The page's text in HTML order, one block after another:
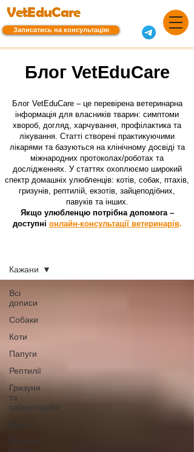
VetEduCare
Записатись на консультацію
Блог VetEduCare
Блог VetEduCare – це перевірена ветеринарна
інформація для власників тварин: симптоми
хвороб, догляд, харчування, профілактика та
лікування. Статті створені практикуючими
лікарями та базуються на клінічному досвіді та
міжнародних протоколах/роботах та
дослідженнях. У статтях охоплюємо широкий
спектр домашніх улюбленців: котів, собак, птахів,
гризунів, рептилій, екзотів, зайцеподібних,
павуків та інших.
Якщо улюбленцю потрібна допомога –
доступні онлайн-консультації ветеринарів.
Всі
дописи
Собаки
Коти
Папуги
Рептилії
Гризуни
та
зайцеподібні
Кажани